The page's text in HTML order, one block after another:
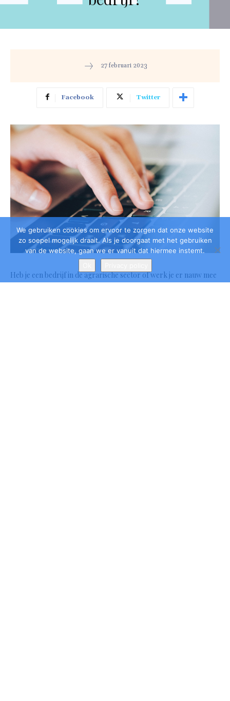
We gebruiken cookies om ervoor te zorgen dat onze website
zo soepel mogelijk draait. Als je doorgaat met het gebruiken
van de website, gaan we er vanuit dat hiermee instemt.